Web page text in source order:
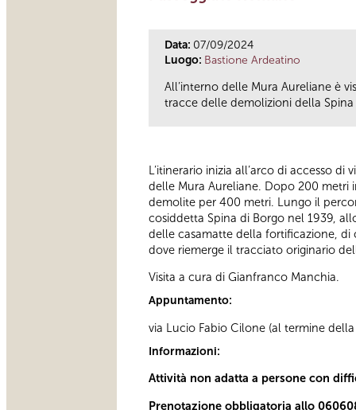
Data: 07/09/2024
Luogo: Bastione Ardeatino
All’interno delle Mura Aureliane è
tracce delle demolizioni della
L’itinerario inizia all’arco di accesso
delle Mura Aureliane. Dopo 200 metri
demolite per 400 metri. Lungo il
cosiddetta Spina di Borgo nel 1939,
delle casamatte della fortificazione, di
dove riemerge il tracciato originario
Visita a cura di Gianfranco Manchia.
Appuntamento:
via Lucio Fabio Cilone (al termine della
Informazioni:
Attività non adatta a persone con
Prenotazione obbligatoria allo